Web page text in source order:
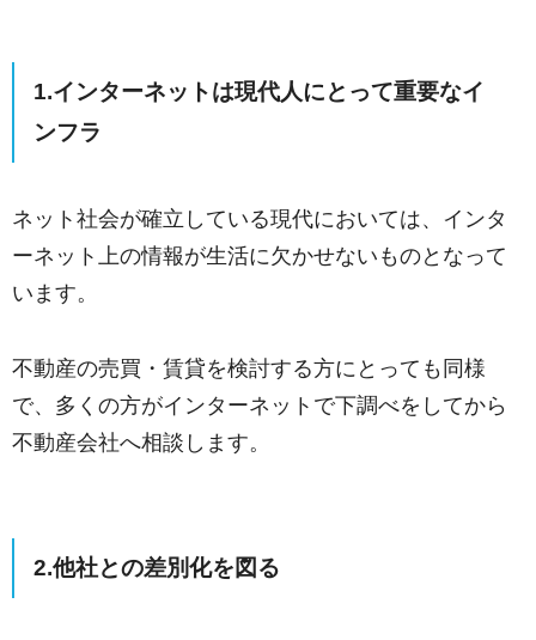
1.インターネットは現代人にとって重要なイ
ンフラ
ネット社会が確立している現代においては、インタ
ーネット上の情報が生活に欠かせないものとなって
います。
不動産の売買・賃貸を検討する方にとっても同様
で、多くの方がインターネットで下調べをしてから
不動産会社へ相談します。
2.他社との差別化を図る